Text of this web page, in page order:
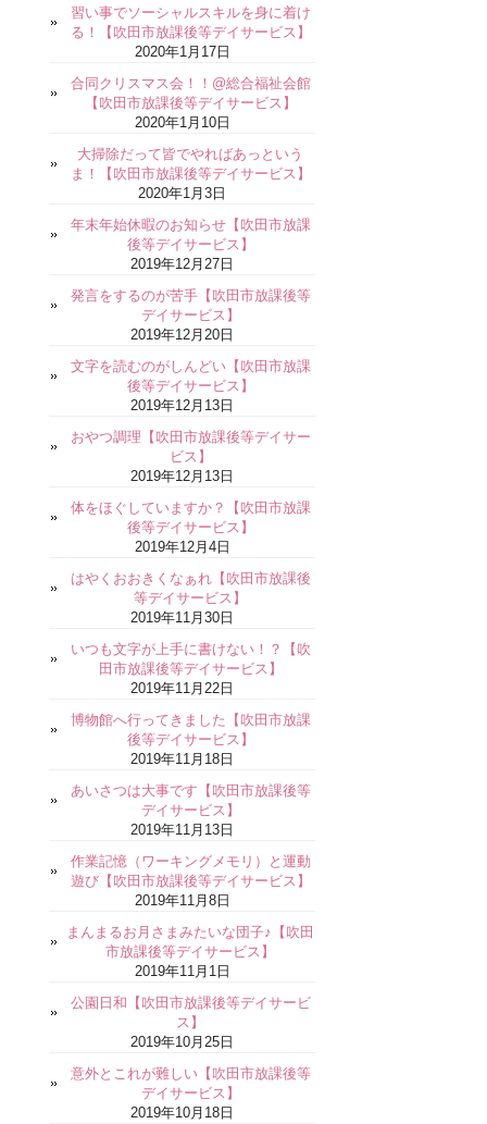
習い事でソーシャルスキルを身に着け
る！【吹田市放課後等デイサービス】
2020年1月17日
合同クリスマス会！！@総合福祉会館
【吹田市放課後等デイサービス】
2020年1月10日
大掃除だって皆でやればあっという
ま！【吹田市放課後等デイサービス】
2020年1月3日
年末年始休暇のお知らせ【吹田市放課
後等デイサービス】
2019年12月27日
発言をするのが苦手【吹田市放課後等
デイサービス】
2019年12月20日
文字を読むのがしんどい【吹田市放課
後等デイサービス】
2019年12月13日
おやつ調理【吹田市放課後等デイサー
ビス】
2019年12月13日
体をほぐしていますか？【吹田市放課
後等デイサービス】
2019年12月4日
はやくおおきくなぁれ【吹田市放課後
等デイサービス】
2019年11月30日
いつも文字が上手に書けない！？【吹
田市放課後等デイサービス】
2019年11月22日
博物館へ行ってきました【吹田市放課
後等デイサービス】
2019年11月18日
あいさつは大事です【吹田市放課後等
デイサービス】
2019年11月13日
作業記憶（ワーキングメモリ）と運動
遊び【吹田市放課後等デイサービス】
2019年11月8日
まんまるお月さまみたいな団子♪【吹田
市放課後等デイサービス】
2019年11月1日
公園日和【吹田市放課後等デイサービ
ス】
2019年10月25日
意外とこれが難しい【吹田市放課後等
デイサービス】
2019年10月18日